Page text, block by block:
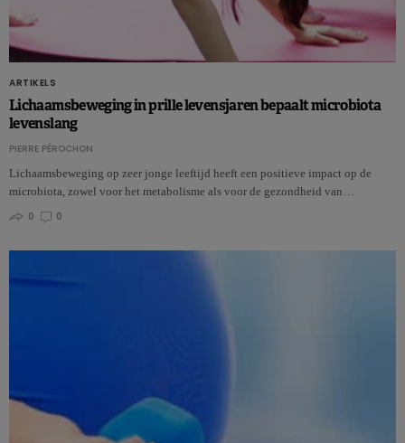
ARTIKELS
Lichaamsbeweging in prille levensjaren bepaalt microbiota
levenslang
PIERRE PÉROCHON
Lichaamsbeweging op zeer jonge leeftijd heeft een positieve impact op de
microbiota, zowel voor het metabolisme als voor de gezondheid van…
0
0